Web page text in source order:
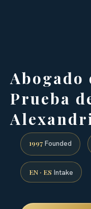
Abogado
Prueba
1997 Founded
EN · ES Intake